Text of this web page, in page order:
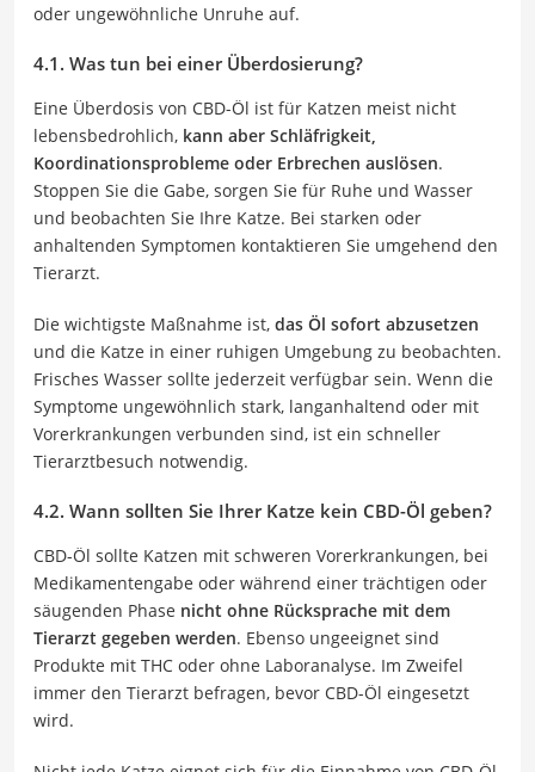
oder ungewöhnliche Unruhe auf.
4.1. Was tun bei einer Überdosierung?
Eine Überdosis von CBD-Öl ist für Katzen meist nicht
lebensbedrohlich, kann aber Schläfrigkeit,
Koordinationsprobleme oder Erbrechen auslösen.
Stoppen Sie die Gabe, sorgen Sie für Ruhe und Wasser
und beobachten Sie Ihre Katze. Bei starken oder
anhaltenden Symptomen kontaktieren Sie umgehend den
Tierarzt.
Die wichtigste Maßnahme ist, das Öl sofort abzusetzen
und die Katze in einer ruhigen Umgebung zu beobachten.
Frisches Wasser sollte jederzeit verfügbar sein. Wenn die
Symptome ungewöhnlich stark, langanhaltend oder mit
Vorerkrankungen verbunden sind, ist ein schneller
Tierarztbesuch notwendig.
4.2. Wann sollten Sie Ihrer Katze kein CBD-Öl geben?
CBD-Öl sollte Katzen mit schweren Vorerkrankungen, bei
Medikamentengabe oder während einer trächtigen oder
säugenden Phase nicht ohne Rücksprache mit dem
Tierarzt gegeben werden. Ebenso ungeeignet sind
Produkte mit THC oder ohne Laboranalyse. Im Zweifel
immer den Tierarzt befragen, bevor CBD-Öl eingesetzt
wird.